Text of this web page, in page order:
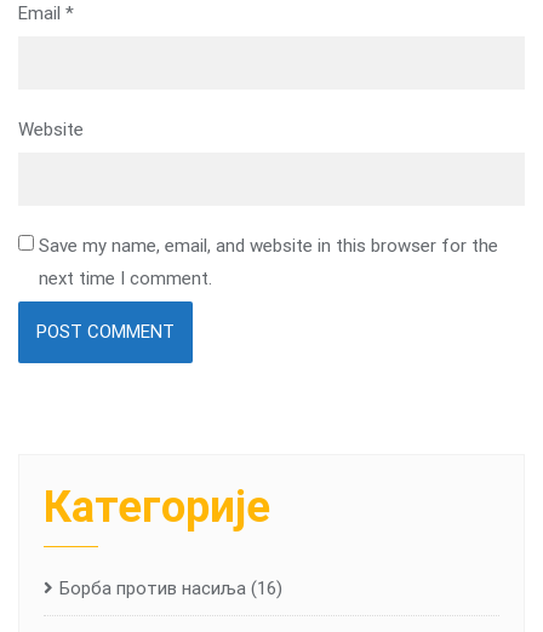
Email *
Website
Save my name, email, and website in this browser for the
next time I comment.
Категорије
Борба против насиља (16)